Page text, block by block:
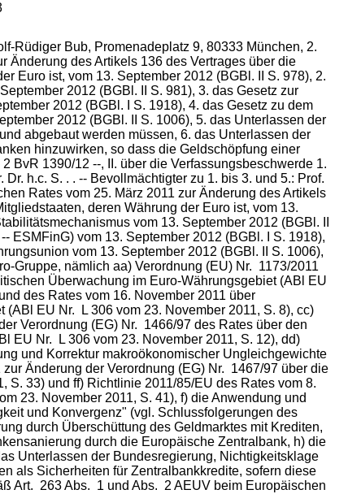
Rüdiger Bub, Promenadeplatz 9, 80333 München, 2.
Änderung des Artikels 136 des Vertrages über die
Euro ist, vom 13. September 2012 (BGBl. II S. 978), 2.
2012 (BGBl. II S. 981), 3. das Gesetz zur
2012 (BGBl. I S. 1918), 4. das Gesetz zu dem
2012 (BGBl. II S. 1006), 5. das Unterlassen der
abgebaut werden müssen, 6. das Unterlassen der
hinzuwirken, so dass die Geldschöpfung einer
BvR 1390/12 --, II. über die Verfassungsbeschwerde 1.
h.c. S. . . -- Bevollmächtigter zu 1. bis 3. und 5.: Prof.
Rates vom 25. März 2011 zur Änderung des Artikels
deren Währung der Euro ist, vom 13.
vom 13. September 2012 (BGBl. II
ESMFinG) vom 13. September 2012 (BGBl. I S. 1918),
vom 13. September 2012 (BGBl. II S. 1006),
Gruppe, nämlich aa) Verordnung (EU) Nr. 1173/2011
Überwachung im Euro-Währungsgebiet (ABl EU
des Rates vom 16. November 2011 über
EU Nr. L 306 vom 23. November 2011, S. 8), cc)
Verordnung (EG) Nr. 1466/97 des Rates über den
EU Nr. L 306 vom 23. November 2011, S. 12), dd)
und Korrektur makroökonomischer Ungleichgewichte
Änderung der Verordnung (EG) Nr. 1467/97 über die
33) und ff) Richtlinie 2011/85/EU des Rates vom 8.
23. November 2011, S. 41), f) die Anwendung und
und Konvergenz" (vgl. Schlussfolgerungen des
durch Überschüttung des Geldmarktes mit Krediten,
durch die Europäische Zentralbank, h) die
Unterlassen der Bundesregierung, Nichtigkeitsklage
als Sicherheiten für Zentralbankkredite, sofern diese
Art. 263 Abs. 1 und Abs. 2 AEUV beim Europäischen